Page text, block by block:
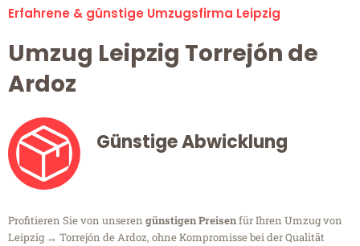
Erfahrene & günstige Umzugsfirma Leipzig
Umzug Leipzig Torrejón de
Ardoz
Günstige Abwicklung
Profitieren Sie von unseren günstigen Preisenfür Ihren Umzug von
Leipzig → Torrejón de Ardoz, ohne Kompromisse bei der Qualität